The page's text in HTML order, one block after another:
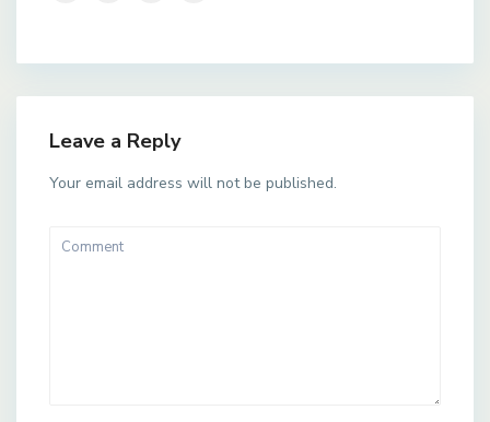
Leave a Reply
Your email address will not be published.